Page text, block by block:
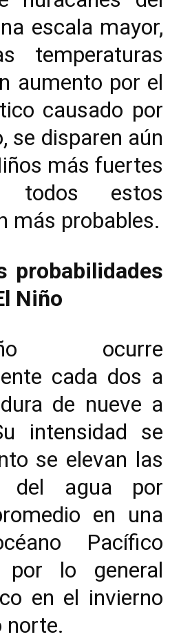
escala mayor,
temperaturas
aumento por el
causado por
se disparen aún
más fuertes
todos estos
más probables.
probabilidades
Niño
ocurre
cada dos a
de nueve a
intensidad se
se elevan las
del agua por
en una
Pacífico
por lo general
en el invierno
norte.